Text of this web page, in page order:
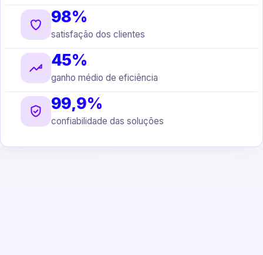
98%
satisfação dos clientes
45%
ganho médio de eficiência
99,9%
confiabilidade das soluções